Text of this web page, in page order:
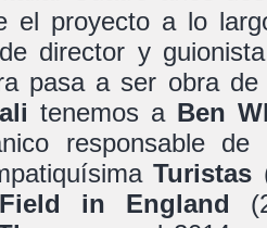
el proyecto a lo
director y
pasa a ser obra
tenemos a Ben
responsable
Turistas
in England